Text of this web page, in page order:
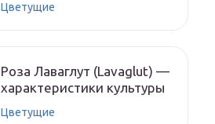
Цветущие
Роза Лаваглут (Lavaglut) —
характеристики культуры
Цветущие